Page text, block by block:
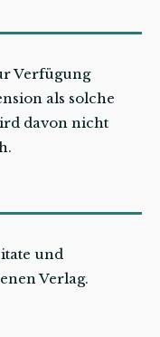
Verfügung
als solche
davon nicht
und
Verlag.